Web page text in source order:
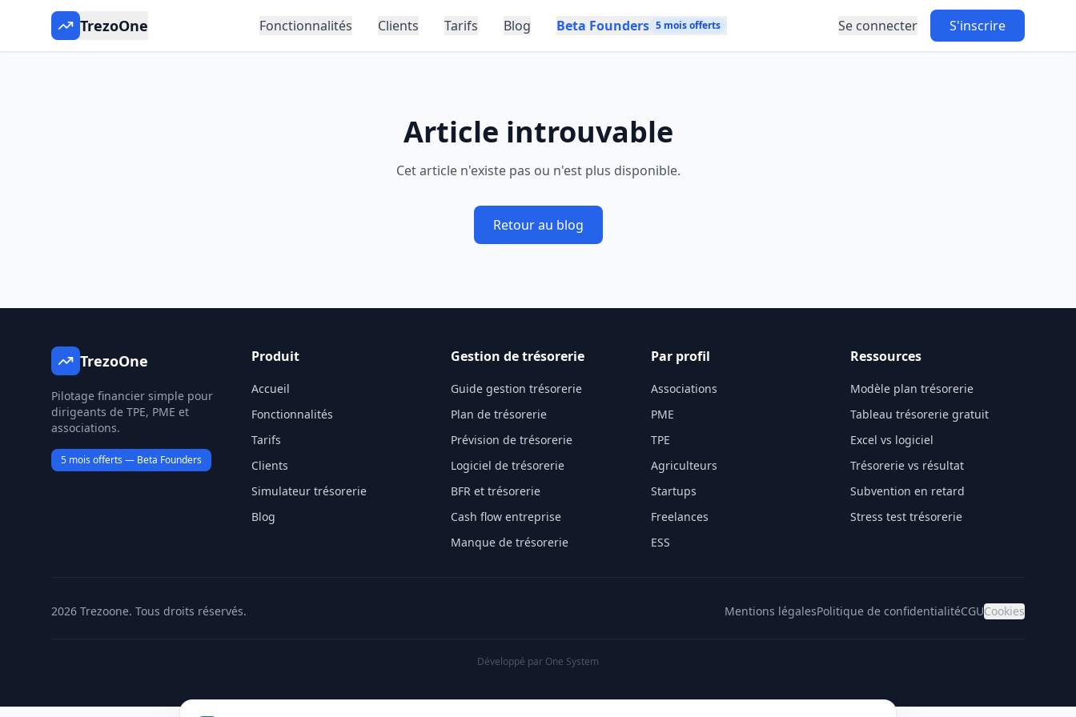
TrezoOne Fonctionnalités Clients Tarifs Blog Beta Founders 5 mois offerts Se connecter S'inscrire
Article introuvable
Cet article n'existe pas ou n'est plus disponible.
Retour au blog
TrezoOne
Pilotage financier simple pour
dirigeants de TPE, PME et
associations.
5 mois offerts — Beta Founders
Produit
Accueil
Fonctionnalités
Tarifs
Clients
Simulateur trésorerie
Blog
Gestion de trésorerie
Guide gestion trésorerie
Plan de trésorerie
Prévision de trésorerie
Logiciel de trésorerie
BFR et trésorerie
Cash flow entreprise
Manque de trésorerie
Par profil
Associations
PME
TPE
Agriculteurs
Startups
Freelances
ESS
Ressources
Modèle plan trésorerie
Tableau trésorerie gratuit
Excel vs logiciel
Trésorerie vs résultat
Subvention en retard
Stress test trésorerie
2026 Trezoone. Tous droits réservés. Mentions légalesPolitique de confidentialitéCGUCookies
Développé par One System